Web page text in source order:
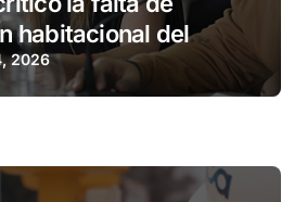
habitacional del
deja afuera a
llevan más de 20 años
2026